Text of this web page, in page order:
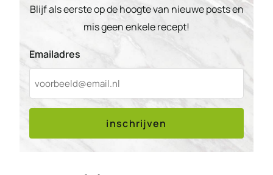
Blijf als eerste op de hoogte van nieuwe posts en
mis geen enkele recept!
Emailadres
inschrijven